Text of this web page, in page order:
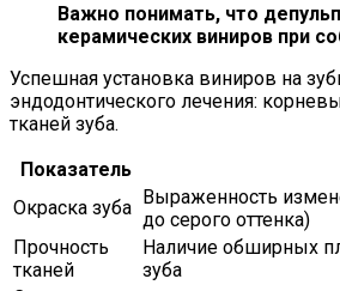
Важно понимать, что
керамических виниров при
Успешная установка виниров на
эндодонтического лечения:
тканей зуба.
Показатель
Окраска зуба Выраженность
до серого оттенка)
Прочность
тканей
Наличие обширных
зуба